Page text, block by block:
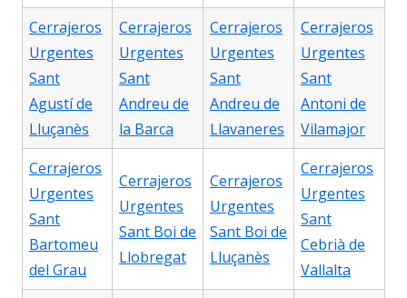
Cerrajeros
Urgentes
Sant
Agustí de
Lluçanès
Cerrajeros
Urgentes
Sant
Andreu de
la Barca
Cerrajeros
Urgentes
Sant
Andreu de
Llavaneres
Cerrajeros
Urgentes
Sant
Antoni de
Vilamajor
Cerrajeros
Urgentes
Sant
Bartomeu
del Grau
Cerrajeros
Urgentes
Sant Boi de
Llobregat
Cerrajeros
Urgentes
Sant Boi de
Lluçanès
Cerrajeros
Urgentes
Sant
Cebrià de
Vallalta